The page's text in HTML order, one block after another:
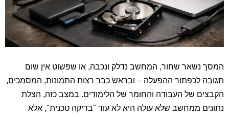
המסך נשאר שחור, המחשב נדלק ונכבה, או שפשוט אין שום
תגובה לכפתור ההפעלה – ובראש כבר רצות התמונות, המסמכים,
הקבצים של העבודה והחומר של הלימודים. במצב כזה, הצלת
נתונים ממחשב שלא עולה היא לא עוד "בדיקה טכנית", אלא